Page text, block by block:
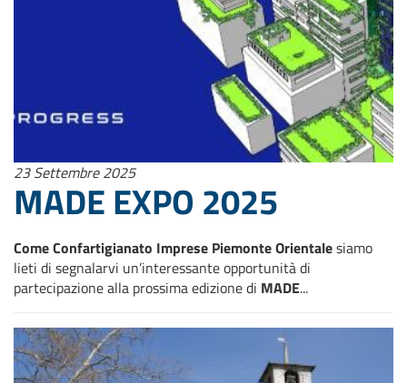
23 Settembre 2025
MADE EXPO 2025
Come Confartigianato Imprese Piemonte Orientalesiamo
lieti di segnalarvi un’interessante opportunità di
partecipazione alla prossima edizione di MADE...